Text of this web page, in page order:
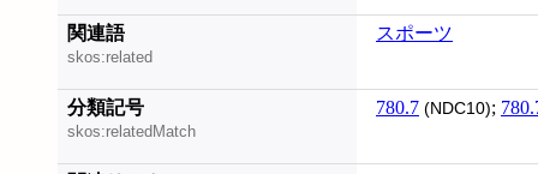
関連語
skos:related
スポーツ
分類記号
skos:relatedMatch
780.7 (NDC10);